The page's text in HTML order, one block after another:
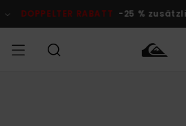
Produktinformation
DOPPELTER RABATT -25 %